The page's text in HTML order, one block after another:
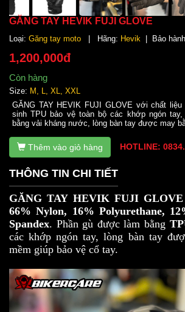
GĂNG TAY HEVIK FUJI GLOVE
Loại: Găng tay moto | Hãng: Hevik | Bảo
1,200,000đ
Còn hàng
Size: M, L, XL, XXL
GĂNG TAY HEVIK FUJI GLOVE với chất
sinh TPU bảo vệ toàn bộ các khớp ngón
bằng vải kháng nước, lòng bàn tay được may
Thêm vào giỏ hàng HOTLINE:
THÔNG TIN CHI TIẾT
GĂNG TAY HEVIK FUJI
66% Nylon, 16% Polyurethane,
Spandex. Phần gù được làm bằng
các khớp ngón tay, lòng bàn tay
mềm giúp bảo vệ cổ tay.